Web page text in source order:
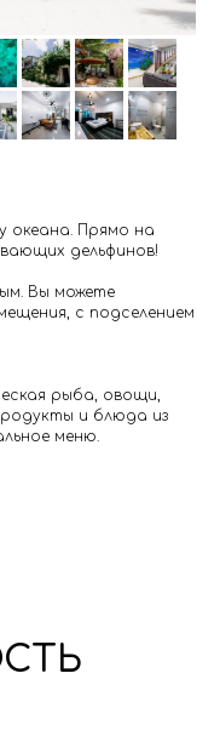
океана. Прямо на
дельфинов!
Вы можете
с подселением
рыба, овощи,
и блюда из
меню.